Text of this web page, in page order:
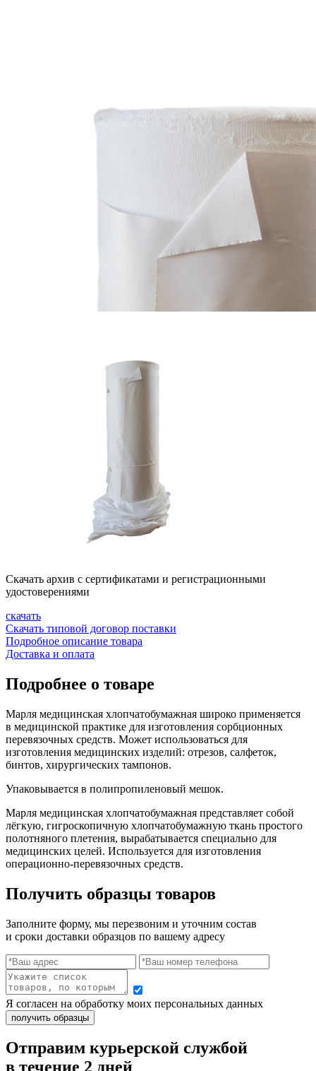
Скачать архив с сертификатами и регистрационными
удостоверениями
скачать
Скачать типовой договор поставки
Подробное описание товара
Доставка и оплата
Подробнее о товаре
Марля медицинская хлопчатобумажная широко применяется
в медицинской практике для изготовления сорбционных
перевязочных средств. Может использоваться для
изготовления медицинских изделий: отрезов, салфеток,
бинтов, хирургических тампонов.
Упаковывается в полипропиленовый мешок.
Марля медицинская хлопчатобумажная представляет собой
лёгкую, гигроскопичную хлопчатобумажную ткань простого
полотняного плетения, вырабатывается специально для
медицинских целей. Используется для изготовления
операционно-перевязочных средств.
Получить образцы товаров
Заполните форму, мы перезвоним и уточним состав
и сроки доставки образцов по вашему адресу
Я согласен на обработку моих персональных данных
Отправим курьерской службой
в течение 2 дней